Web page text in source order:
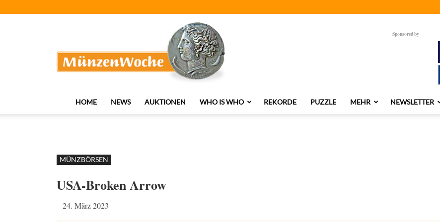
Sponsored by
HOME NEWS AUKTIONEN WHO IS WHO REKORDE PUZZLE MEHR NEWSLETTER
MÜNZBÖRSEN
USA-Broken Arrow
24. März 2023